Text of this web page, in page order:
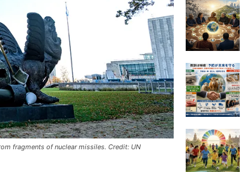
fragments of nuclear missiles. Credit: UN